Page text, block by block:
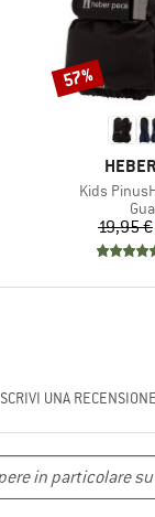
Articolo
Kids
19,95 €
Sconto
57%
SCRIVI UNA RECENSIONE